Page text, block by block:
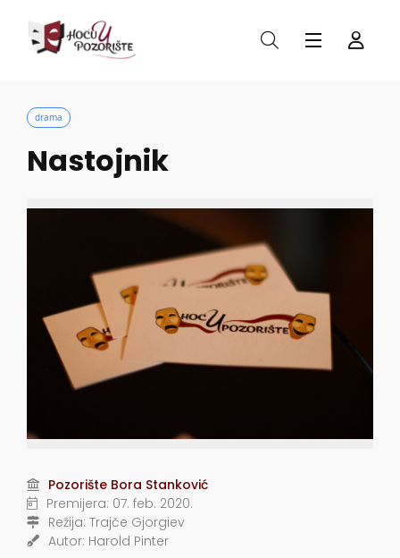
drama
Nastojnik
Pozorište Bora Stanković
Premijera: 07. feb. 2020.
Režija: Trajče Gjorgiev
Autor: Harold Pinter